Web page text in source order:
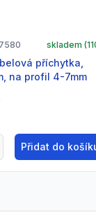
skladem (
na profil 4-7mm
Přidat do